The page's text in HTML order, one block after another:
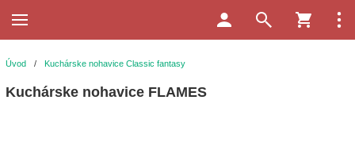
Úvod / Kuchárske nohavice Classic fantasy
Kuchárske nohavice FLAMES